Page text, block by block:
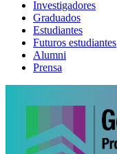
Investigadores
Graduados
Estudiantes
Futuros estudiantes
Alumni
Prensa